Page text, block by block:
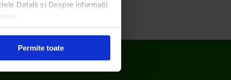
Detalii și Despre informații
Permite toate